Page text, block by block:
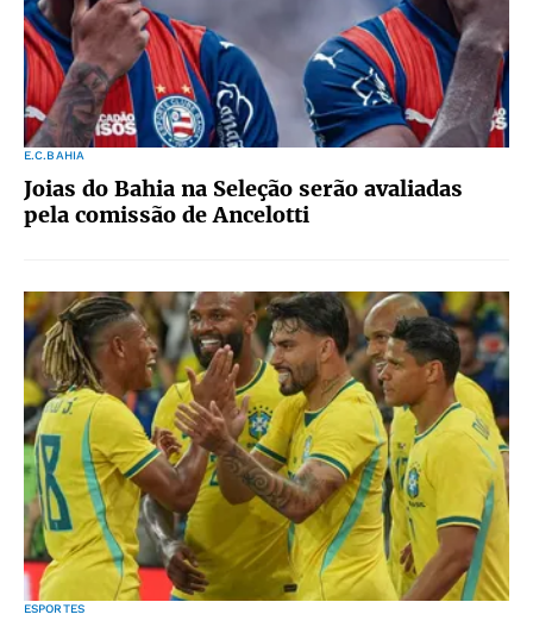
E.C.BAHIA
Joias do Bahia na Seleção serão avaliadas
pela comissão de Ancelotti
ESPORTES